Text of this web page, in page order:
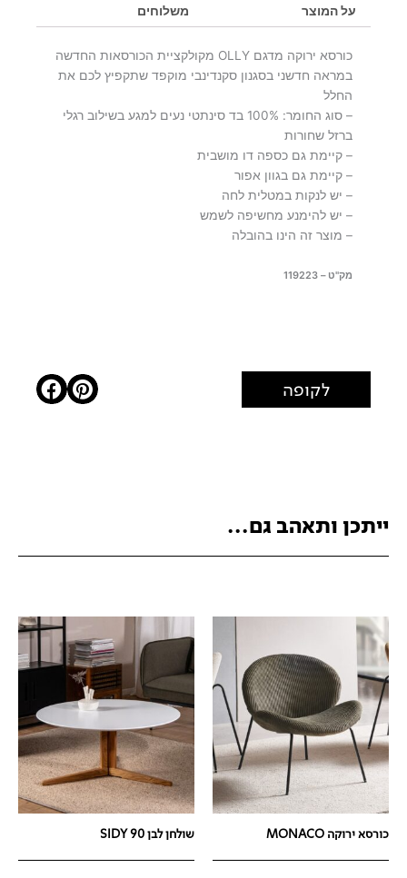
על המוצר משלוחים
כורסא ירוקה מדגם OLLY מקולקציית הכורסאות החדשה
במראה חדשני בסגנון סקנדינבי מוקפד שתקפיץ לכם את
החלל
– סוג החומר: 100% בד סינתטי נעים למגע בשילוב רגלי
ברזל שחורות
– קיימת גם כספה דו מושבית
– קיימת גם בגוון אפור
– יש לנקות במטלית לחה
– יש להימנע מחשיפה לשמש
– מוצר זה הינו בהובלה
מק"ט – 119223
לקופה
ייתכן ותאהב גם...
כורסא ירוקה MONACO שולחן לבן 90 SIDY